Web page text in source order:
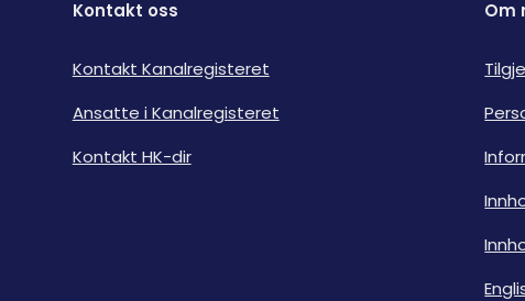
Kontakt oss
Kontakt Kanalregisteret
Ansatte i Kanalregisteret
Kontakt HK-dir
Om